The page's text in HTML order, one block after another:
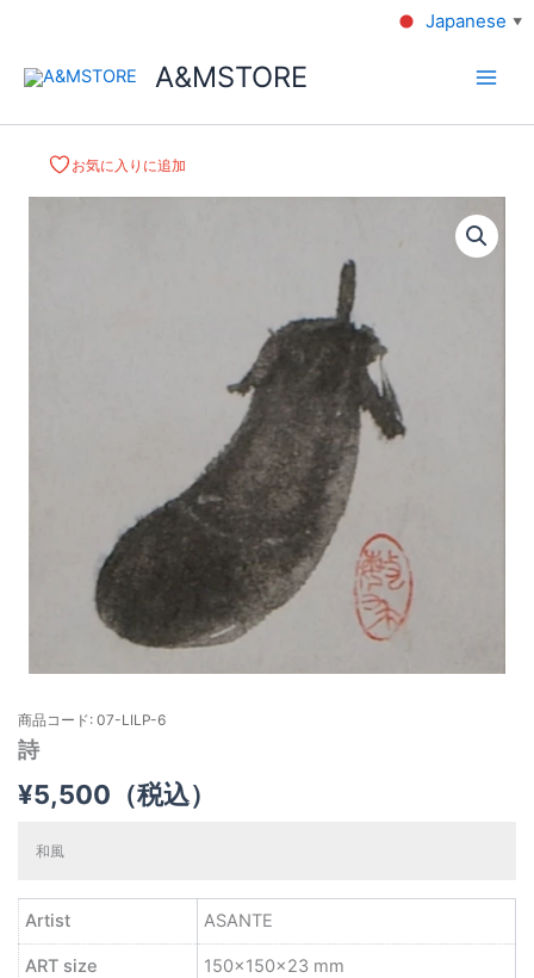
A&MSTORE
お気に入りに追加
商品コード: 07-LILP-6
詩
¥5,500 （税込）
和風
Artist ASANTE
ART size 150×150×23 mm
Japanese ▼